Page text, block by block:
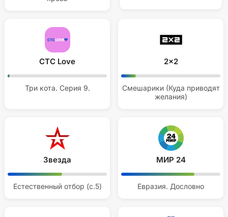
СТС Love
Три кота. Серия 9.
2x2
Смешарики (Куда приводят
желания)
Звезда
Естественный отбор (с.5)
МИР 24
Евразия. Дословно